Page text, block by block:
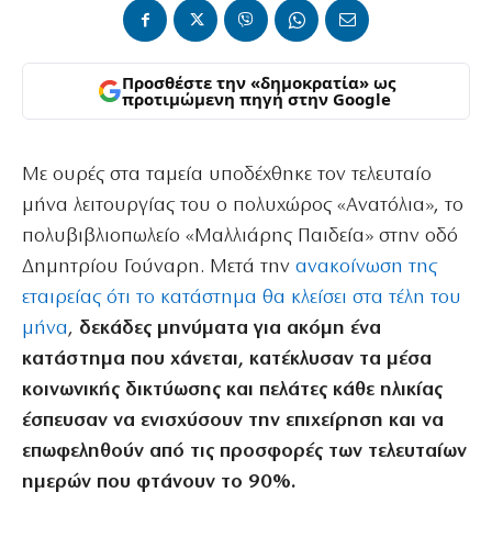
Προσθέστε την «δημοκρατία» ως
προτιμώμενη πηγή στην Google
Με ουρές στα ταμεία υποδέχθηκε τον τελευταίο
μήνα λειτουργίας του ο πολυχώρος «Ανατόλια», το
πολυβιβλιοπωλείο «Μαλλιάρης Παιδεία» στην οδό
Δημητρίου Γούναρη. Μετά την ανακοίνωση της
εταιρείας ότι το κατάστημα θα κλείσει στα τέλη του
μήνα, δεκάδες μηνύματα για ακόμη ένα
κατάστημα που χάνεται, κατέκλυσαν τα μέσα
κοινωνικής δικτύωσης και πελάτες κάθε ηλικίας
έσπευσαν να ενισχύσουν την επιχείρηση και να
επωφεληθούν από τις προσφορές των τελευταίων
ημερών που φτάνουν το 90%.